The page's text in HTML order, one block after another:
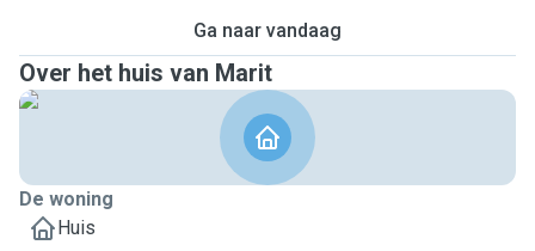
Ga naar vandaag
Over het huis van Marit
De woning
Huis